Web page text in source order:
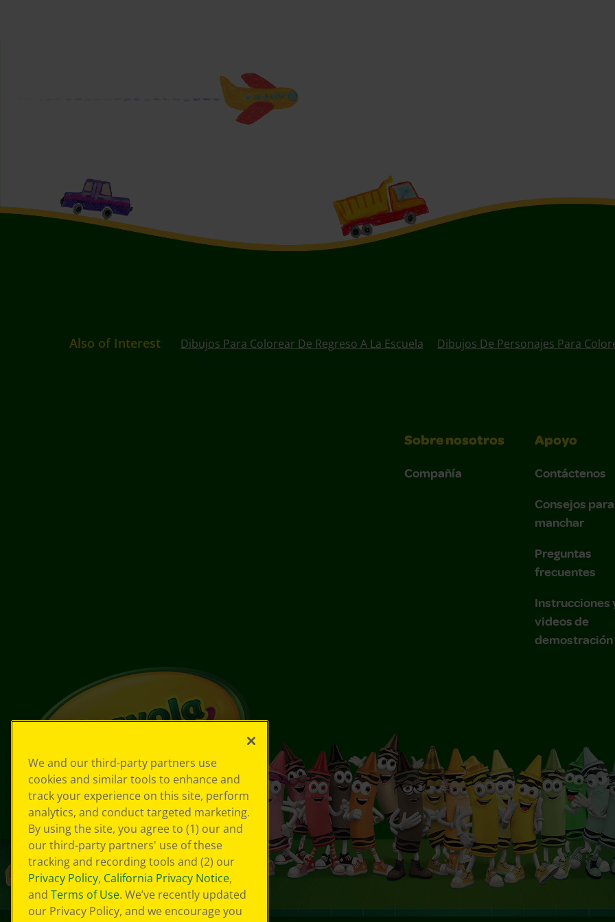
Also of Interest Dibujos Para Colorear De Regreso A La Escuela Dibujos De Personajes Para
Sobre nosotros
Compañía
Apoyo
Contáctenos
Consejos para
manchar
Preguntas
frecuentes
Instrucciones
videos de
demostración
We and our third-party partners use
cookies and similar tools to enhance and
track your experience on this site, perform
analytics, and conduct targeted marketing.
By using the site, you agree to (1) our and
our third-party partners' use of these
tracking and recording tools and (2) our
Privacy Policy, California Privacy Notice,
and Terms of Use. We’ve recently updated
our Privacy Policy, and we encourage you